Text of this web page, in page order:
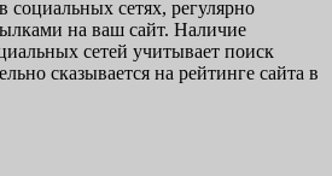
социальных сетях, регулярно
на ваш сайт. Наличие
сетей учитывает поиск
сказывается на рейтинге сайта в